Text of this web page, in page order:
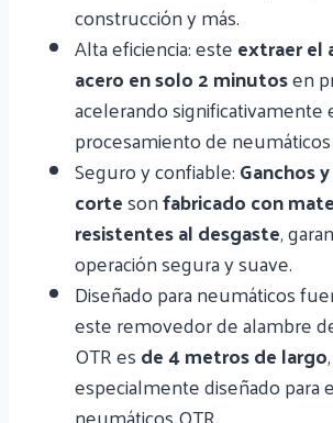
construcción y más.
Alta eficiencia: esteextraer el
acero en solo 2 minutosen
acelerando significativamente
procesamiento de
Seguro y confiable:Ganchos
cortesonfabricado con
resistentes al desgaste,
operación segura y suave.
Diseñado para neumáticos
este removedor de alambre
OTR esde 4 metros de largo,
especialmente diseñado para